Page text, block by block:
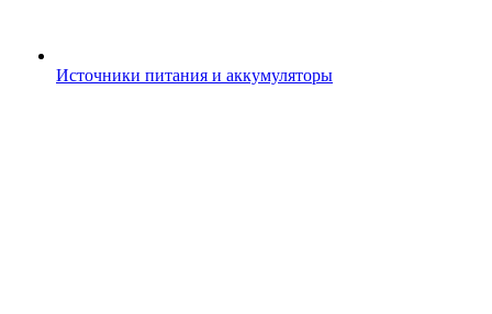
Источники питания и аккумуляторы